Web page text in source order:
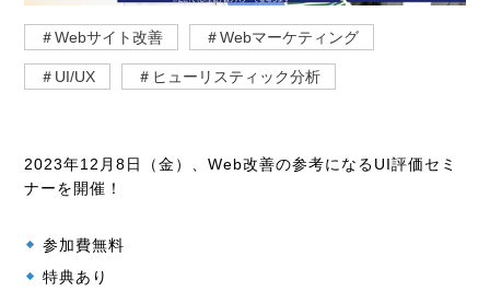
＃Webサイト改善 ＃Webマーケティング
＃UI/UX ＃ヒューリスティック分析
2023年12月8日（金）、Web改善の参考になるUI評価セミ
ナーを開催！
参加費無料
特典あり